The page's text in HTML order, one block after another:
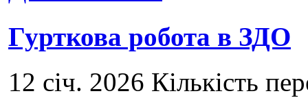
Гурткова робота в ЗДО
12 січ. 2026 Кількість